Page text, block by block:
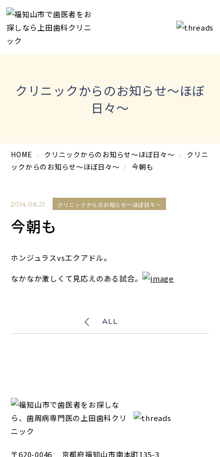
クリニックからのお知らせ～ほぼ
日々～
HOME クリニックからのお知らせ～ほぼ日々～
クリニ
ックからのお知らせ～ほぼ日々～
今朝も
2014.06.21 クリニックからのお知らせ～ほぼ日々～
今朝も
ホンジュラスvsエクアドル。
なかなか激しくて見応えのある試合。
ALL
〒620-0046 京都府福知山市南本町135-3